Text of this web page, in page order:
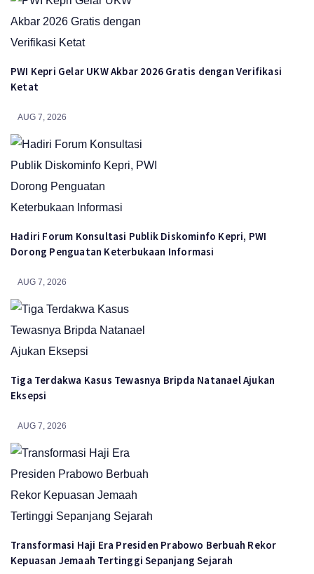
PWI Kepri Gelar UKW Akbar 2026 Gratis dengan Verifikasi
Ketat
AUG 7, 2026
Hadiri Forum Konsultasi Publik Diskominfo Kepri, PWI
Dorong Penguatan Keterbukaan Informasi
AUG 7, 2026
Tiga Terdakwa Kasus Tewasnya Bripda Natanael Ajukan
Eksepsi
AUG 7, 2026
Transformasi Haji Era Presiden Prabowo Berbuah Rekor
Kepuasan Jemaah Tertinggi Sepanjang Sejarah